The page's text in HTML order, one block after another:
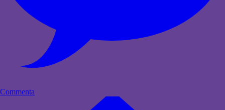
Commenta